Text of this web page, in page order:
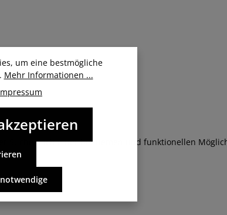
Suche nach einer bequemen und funktionellen
um eine bestmögliche
Mehr Informationen ...